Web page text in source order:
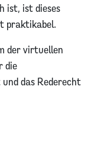
ist, ist dieses
praktikabel.
der virtuellen
die
das Rederecht